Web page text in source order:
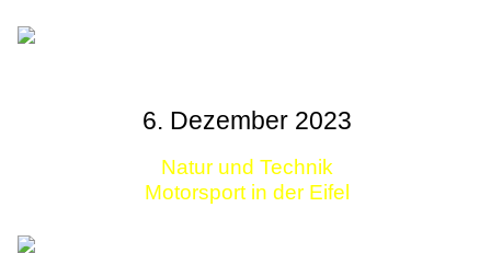
6. Dezember 2023
Natur und Technik
Motorsport in der Eifel